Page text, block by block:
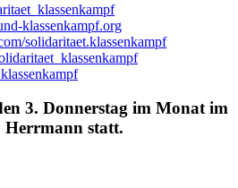
klassenkampf.org
solidaritaet.klassenkampf
3. Donnerstag im Monat im
statt.